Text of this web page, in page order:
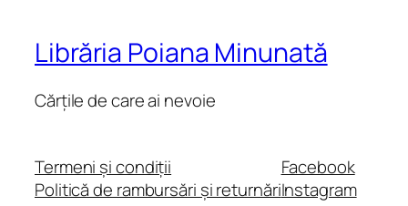
Librăria Poiana Minunată
Cărțile de care ai nevoie
Termeni și condiții
Politică de rambursări și returnări
Facebook
Instagram